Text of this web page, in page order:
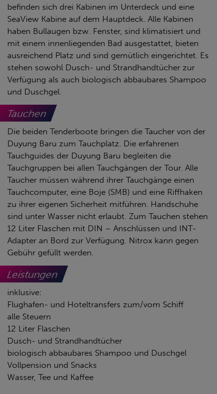
befinden sich drei Kabinen im Unterdeck und eine
SeaView Kabine auf dem Hauptdeck. Alle Kabinen
haben Bullaugen bzw. Fenster, sind klimatisiert und
mit einem innenliegenden Bad ausgestattet, bieten
ausreichend Platz und sind gemütlich eingerichtet. Es
stehen sowohl Dusch- und Strandhandtücher zur
Verfügung als auch biologisch abbaubares Shampoo
und Duschgel.
Tauchen
Die beiden Tenderboote bringen die Taucher von der
Duyung Baru zum Tauchplatz. Die erfahrenen
Tauchguides der Duyung Baru begleiten die
Tauchgruppen bei allen Tauchgängen der Tour. Alle
Taucher müssen während ihrer Tauchgänge einen
Tauchcomputer, eine Boje (SMB) und eine Riffhaken
zu ihrer eigenen Sicherheit mitführen. Handschuhe
sind unter Wasser nicht erlaubt. Zum Tauchen stehen
12 Liter Flaschen mit DIN – Anschlüssen und INT-
Adapter an Bord zur Verfügung. Nitrox kann gegen
Gebühr gefüllt werden.
Leistungen
inklusive:
Flughafen- und Hoteltransfers zum/vom Schiff
alle Steuern
12 Liter Flaschen
Dusch- und Strandhandtücher
biologisch abbaubares Shampoo und Duschgel
Vollpension und Snacks
Wasser, Tee und Kaffee